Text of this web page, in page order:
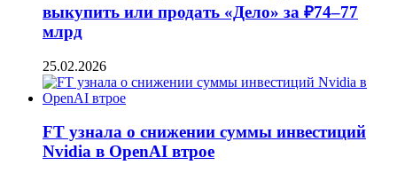
выкупить или продать «Дело» за ₽74–77
млрд
25.02.2026
FT узнала о снижении суммы инвестиций
Nvidia в OpenAI втрое